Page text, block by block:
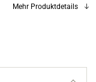
Mehr Produktdetails